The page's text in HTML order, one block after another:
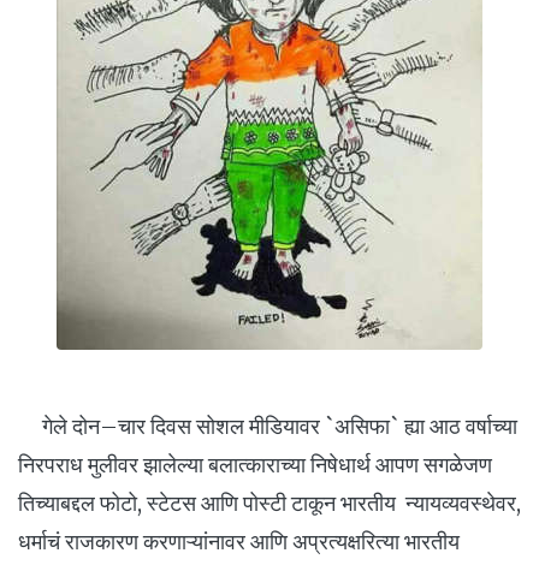
गेले दोन–चार दिवस सोशल मीडियावर `असिफा` ह्या आठ वर्षाच्या
निरपराध मुलीवर झालेल्या बलात्काराच्या निषेधार्थ आपण सगळेजण
तिच्याबद्दल फोटो, स्टेटस आणि पोस्टी टाकून भारतीय न्यायव्यवस्थेवर,
धर्माचं राजकारण करणाऱ्यांनावर आणि अप्रत्यक्षरित्या भारतीय